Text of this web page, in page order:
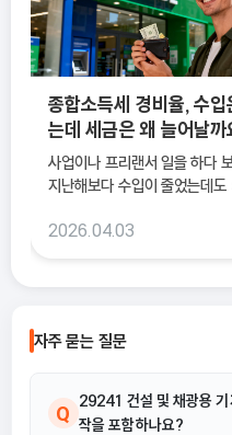
종합소득세 경비율, 수입
는데 세금은 왜 늘어날까
사업이나 프리랜서 일을 하다
지난해보다 수입이 줄었는데도
더 늘어난 것처럼 느껴질 때가
2026.04.03
자주 묻는 질문
Q
29241 건설 및 채광용 기
작을 포함하나요?